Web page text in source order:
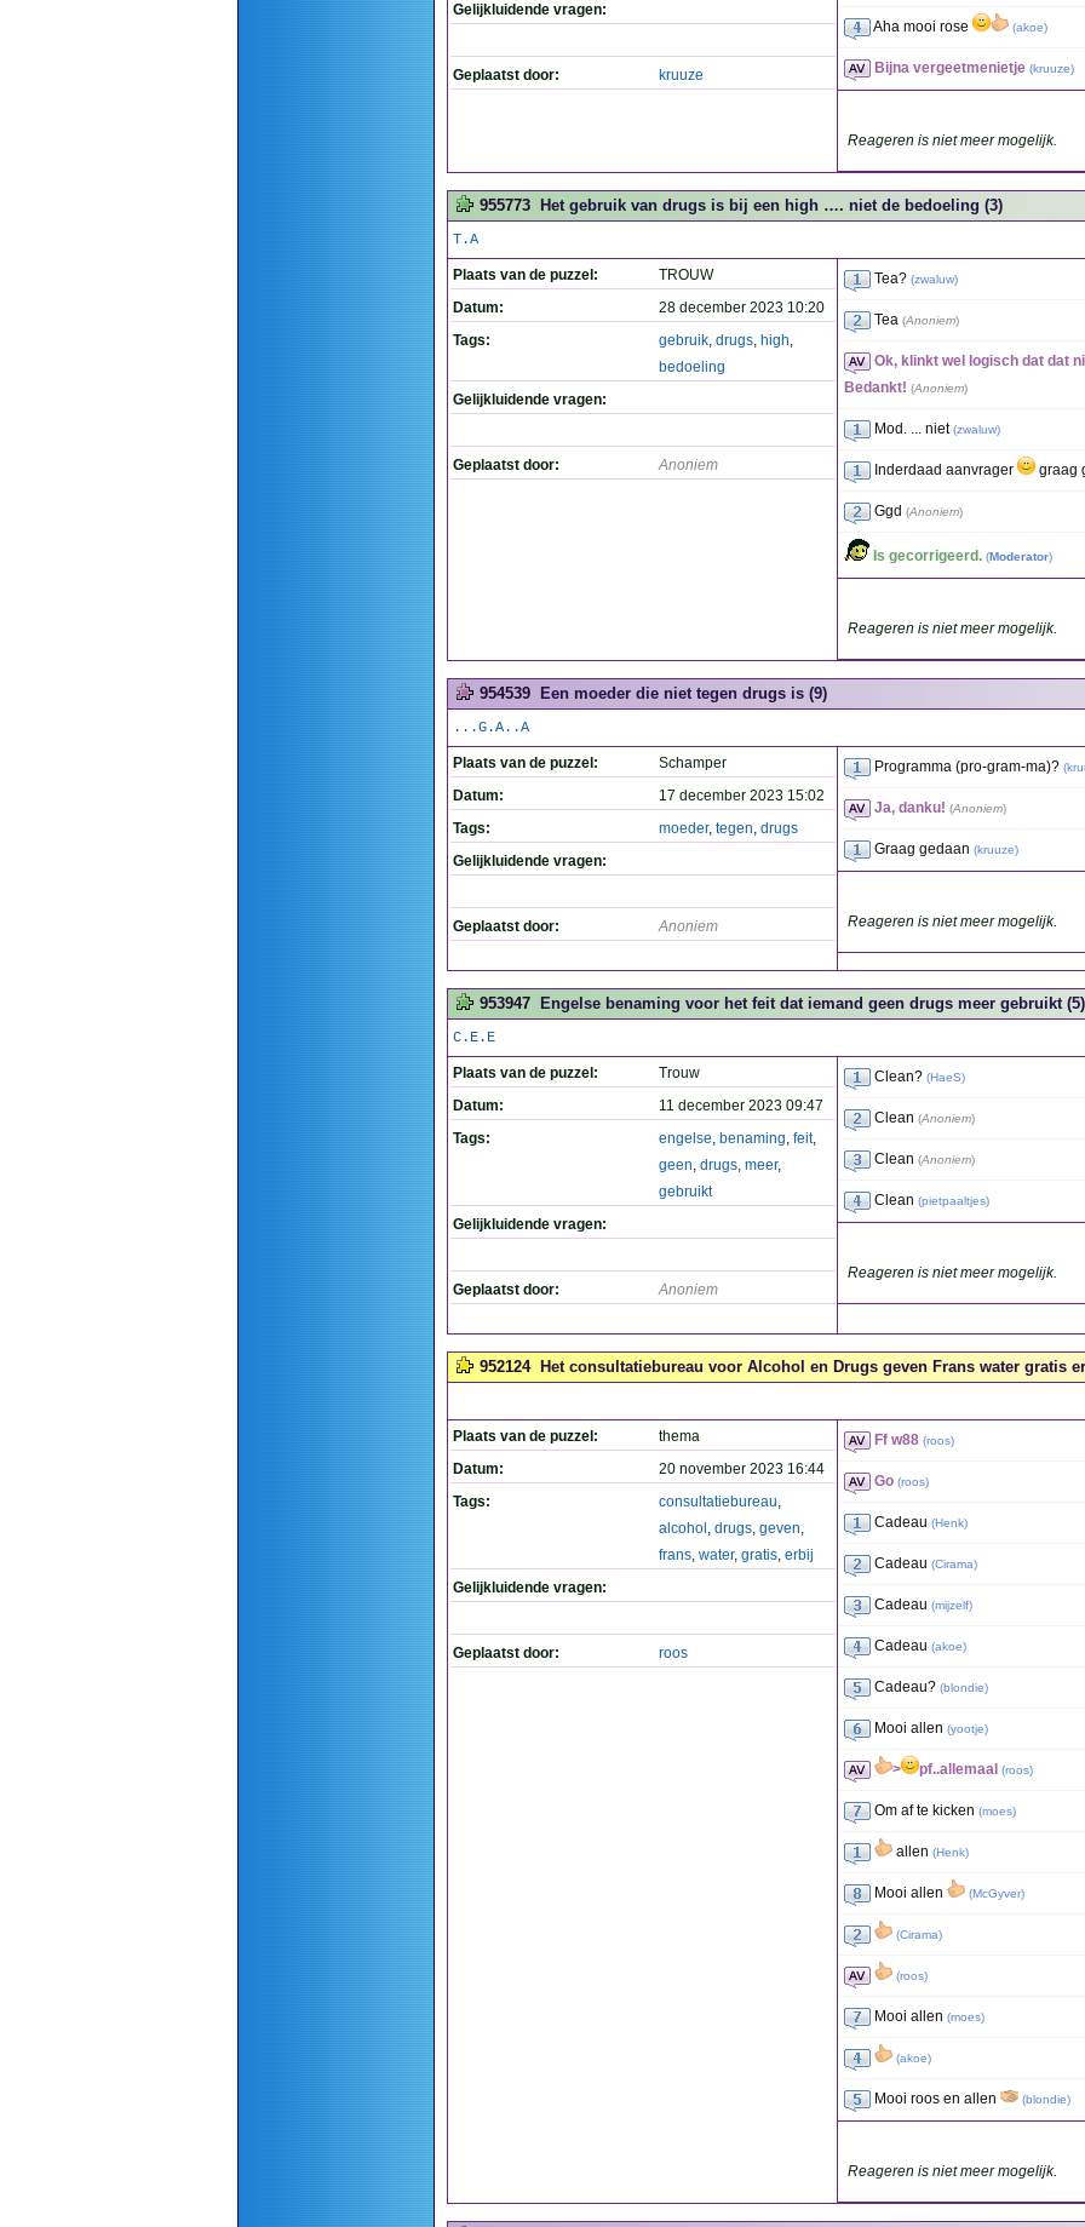
Gelijkluidende vragen:
Geplaatst door: kruuze
Aha mooi rose (akoe)
Bijna vergeetmenietje (kruuze)
Reageren is niet meer mogelijk.
955773 Het gebruik van drugs is bij een high …. niet de bedoeling (3)
T.A
Plaats van de puzzel:
TROUW
Datum:
28 december 2023 10:20
Tags:
gebruik, drugs, high,
bedoeling
Gelijkluidende vragen:
Geplaatst door: Anoniem
Tea? (zwaluw)
Tea (Anoniem)
Ok, klinkt wel logisch dat dat
Bedankt! (Anoniem)
Mod. ... niet (zwaluw)
Inderdaad aanvrager graag
Ggd (Anoniem)
Is gecorrigeerd. (Moderator)
Reageren is niet meer mogelijk.
954539 Een moeder die niet tegen drugs is (9)
...G.A..A
Plaats van de puzzel:
Schamper
Datum:
17 december 2023 15:02
Tags:
moeder, tegen, drugs
Gelijkluidende vragen:
Geplaatst door: Anoniem
Programma (pro-gram-ma)? (
Ja, danku! (Anoniem)
Graag gedaan (kruuze)
Reageren is niet meer mogelijk.
953947 Engelse benaming voor het feit dat iemand geen drugs meer gebruikt (5)
C.E.E
Plaats van de puzzel:
Trouw
Datum:
11 december 2023 09:47
Tags:
engelse, benaming, feit,
geen, drugs, meer,
gebruikt
Gelijkluidende vragen:
Geplaatst door: Anoniem
Clean? (HaeS)
Clean (Anoniem)
Clean (Anoniem)
Clean (pietpaaltjes)
Reageren is niet meer mogelijk.
952124 Het consultatiebureau voor Alcohol en Drugs geven Frans water gratis
Plaats van de puzzel:
thema
Datum:
20 november 2023 16:44
Tags:
consultatiebureau,
alcohol , drugs, geven,
frans, water, gratis, erbij
Gelijkluidende vragen:
Geplaatst door: roos
Ff w88 (roos)
Go (roos)
Cadeau (Henk)
Cadeau (Cirama)
Cadeau (mijzelf)
Cadeau (akoe)
Cadeau? (blondie)
Mooi allen (yootje)
> pf..allemaal (roos)
Om af te kicken (moes)
allen (Henk)
Mooi allen (McGyver)
(Cirama)
(roos)
Mooi allen (moes)
(akoe)
Mooi roos en allen (blondie)
Reageren is niet meer mogelijk.